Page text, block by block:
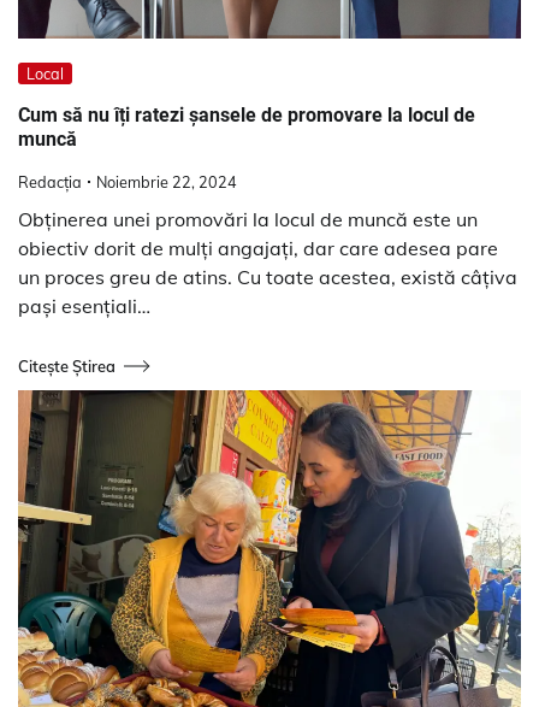
Local
Cum să nu îți ratezi șansele de promovare la locul de
muncă
Redacția Noiembrie 22, 2024
Obținerea unei promovări la locul de muncă este un
obiectiv dorit de mulți angajați, dar care adesea pare
un proces greu de atins. Cu toate acestea, există câțiva
pași esențiali…
Citește Știrea